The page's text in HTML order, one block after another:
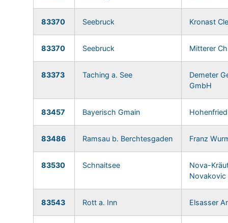
83370 Seebruck Kronast
83370 Seebruck Mitterer
83373 Taching a. See
Demeter
GmbH
83457 Bayerisch Gmain
83486 Ramsau b. Berchtesgaden Franz
83530 Schnaitsee
Nova-
Novakovic
83543 Rott a. Inn Elsasser